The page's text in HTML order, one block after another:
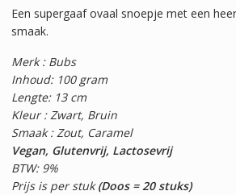
Een supergaaf ovaal snoepje met een
smaak.
Merk : Bubs
Inhoud: 100 gram
Lengte: 13 cm
Kleur : Zwart, Bruin
Smaak : Zout, Caramel
Vegan, Glutenvrij, Lactosevrij
BTW: 9%
Prijs is per stuk(Doos = 20 stuks)